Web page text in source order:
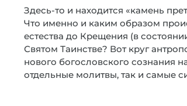
Здесь-то и находится «камень
Что именно и каким образом
естества до Крещения (в
Святом Таинстве? Вот круг
нового богословского сознания
отдельные молитвы, так и самые